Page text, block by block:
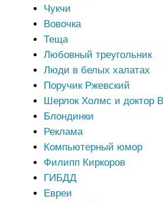
Чукчи
Вовочка
Теща
Любовный треугольник
Люди в белых халатах
Поручик Ржевский
Шерлок Холмс и доктор
Блондинки
Реклама
Компьютерный юмор
Филипп Киркоров
ГИБДД
Евреи